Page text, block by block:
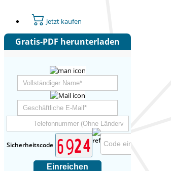
Jetzt kaufen
Gratis-PDF herunterladen
Sicherheitscode
Einreichen